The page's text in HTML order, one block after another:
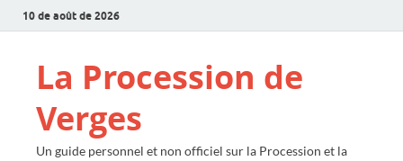
10 de août de 2026
La Procession de
Verges
Un guide personnel et non officiel sur la Procession et la